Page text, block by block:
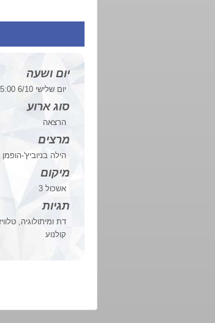
יום ושעה
יום שלישי 6/10 15:00 - 16:00
סוג ארוע
הרצאה
מרצים
הילה בניוביץ'-הופמן
מיקום
אשכול 3
תגיות
דת ומיתולוגיה,
קולנוע